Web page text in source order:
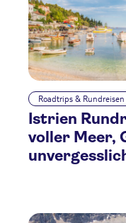
Roadtrips & Rundreisen
Istrien
voller Meer,